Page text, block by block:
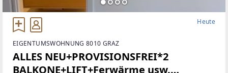
Heute
EIGENTUMSWOHNUNG 8010 GRAZ
ALLES NEU+PROVISIONSFREI*2
BALKONE+LIFT+Ferwärme usw.